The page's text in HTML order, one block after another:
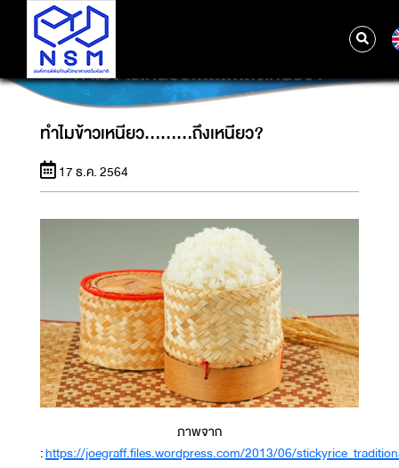
ทำไมข้าวเหนียว.........ถึงเหนียว?
ทำไมข้าวเหนียว.........ถึงเหนียว?
17 ธ.ค. 2564
ภาพจาก
:https://joegraff.files.wordpress.com/2013/06/